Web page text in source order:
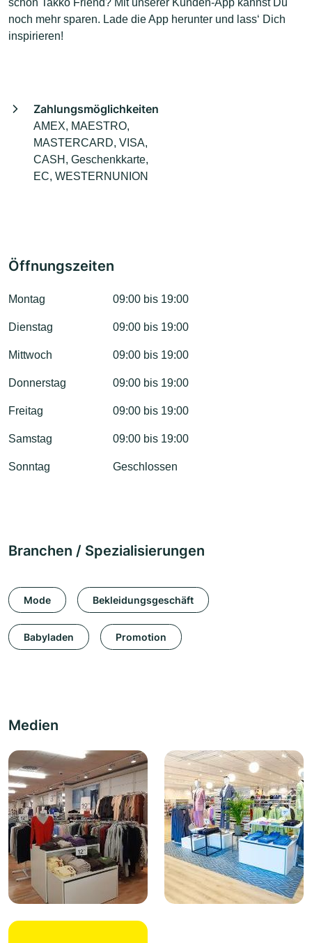
schon Takko Friend? Mit unserer Kunden-App kannst Du
noch mehr sparen. Lade die App herunter und lass‘ Dich
inspirieren!
Zahlungsmöglichkeiten
AMEX, MAESTRO,
MASTERCARD, VISA,
CASH, Geschenkkarte,
EC, WESTERNUNION
Öffnungszeiten
Montag 09:00 bis 19:00
Dienstag 09:00 bis 19:00
Mittwoch 09:00 bis 19:00
Donnerstag 09:00 bis 19:00
Freitag 09:00 bis 19:00
Samstag 09:00 bis 19:00
Sonntag Geschlossen
Branchen / Spezialisierungen
Mode Bekleidungsgeschäft
Babyladen Promotion
Medien